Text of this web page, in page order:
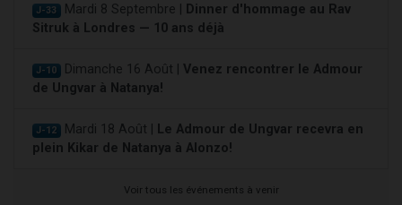
J-33 Mardi 8 Septembre |
Dinner d'hommage au Rav
Sitruk à Londres — 10 ans déjà
J-10 Dimanche 16 Août | Venez rencontrer le Admour
de Ungvar à Natanya!
J-12 Mardi 18 Août |
Le Admour de Ungvar recevra en
plein Kikar de Natanya à Alonzo!
Voir tous les événements à venir